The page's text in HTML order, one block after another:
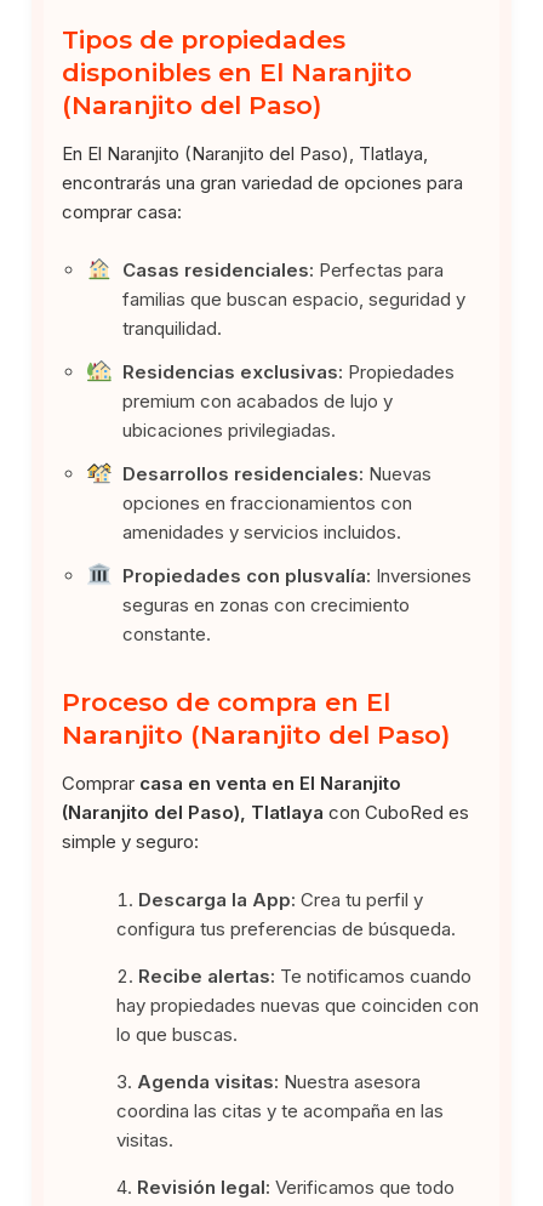
Tipos de propiedades
disponibles en El Naranjito
(Naranjito del Paso)
En El Naranjito (Naranjito del Paso), Tlatlaya,
encontrarás una gran variedad de opciones para
comprar casa:
Casas residenciales: Perfectas para
familias que buscan espacio, seguridad y
tranquilidad.
Residencias exclusivas: Propiedades
premium con acabados de lujo y
ubicaciones privilegiadas.
Desarrollos residenciales: Nuevas
opciones en fraccionamientos con
amenidades y servicios incluidos.
Propiedades con plusvalía: Inversiones
seguras en zonas con crecimiento
constante.
Proceso de compra en El
Naranjito (Naranjito del Paso)
Comprar casa en venta en El Naranjito
(Naranjito del Paso), Tlatlaya con CuboRed es
simple y seguro:
Descarga la App: Crea tu perfil y
configura tus preferencias de búsqueda.
Recibe alertas: Te notificamos cuando
hay propiedades nuevas que coinciden con
lo que buscas.
Agenda visitas: Nuestra asesora
coordina las citas y te acompaña en las
visitas.
Revisión legal: Verificamos que todo